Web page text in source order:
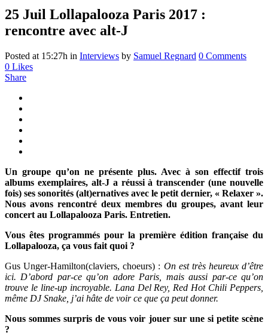
25 Juil Lollapalooza Paris 2017 :
rencontre avec alt-J
Posted at 15:27h in Interviews by Samuel Regnard 0 Comments
0 Likes
Share
Un groupe qu’on ne présente plus. Avec à son effectif trois
albums exemplaires, alt-J a réussi à transcender (une nouvelle
fois) ses sonorités (alt)ernatives avec le petit dernier, « Relaxer ».
Nous avons rencontré deux membres du groupes, avant leur
concert au Lollapalooza Paris. Entretien.
Vous êtes programmés pour la première édition française du
Lollapalooza, ça vous fait quoi ?
Gus Unger-Hamilton(claviers, choeurs) : On est très heureux d’être
ici. D’abord par-ce qu’on adore Paris, mais aussi par-ce qu’on
trouve le line-up incroyable. Lana Del Rey, Red Hot Chili Peppers,
même DJ Snake, j’ai hâte de voir ce que ça peut donner.
Nous sommes surpris de vous voir jouer sur une si petite scène
?